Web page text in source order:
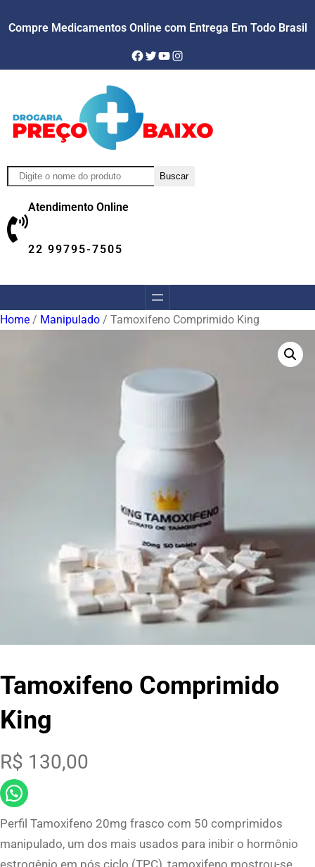
Compre Medicamentos Online com Entrega Em Todo Brasil
Facebook
Twitter
YouTube
Instagram
Pesquisar Buscar
Atendimento Online
22 99795-7505
Home / Manipulado / Tamoxifeno Comprimido King
Tamoxifeno Comprimido
King
R$ 130,00
Perfil Tamoxifeno 20mg frasco com 50 comprimidos
manipulado, um dos mais usados para inibir o hormônio